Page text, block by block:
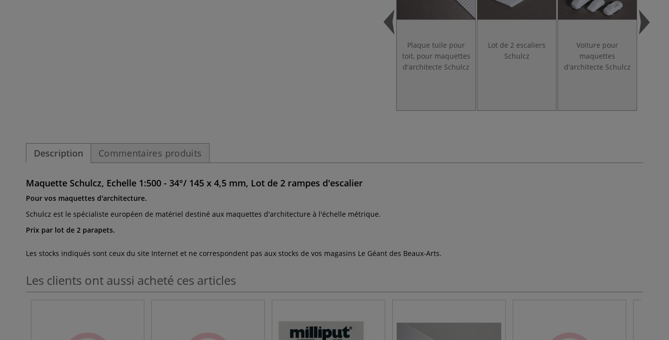
Plaque tuile pour
toit, pour maquettes
d'architecte Schulcz
Lot de 2 escaliers
Schulcz
Voiture pour
maquettes
d'architecte Schulcz
Description Commentaires produits
Maquette Schulcz, Echelle 1:500 - 34°/ 145 x 4,5 mm, Lot de 2 rampes d'escalier
Pour vos maquettes d'architecture.
Schulcz est le spécialiste européen de matériel destiné aux maquettes d'architecture à l'échelle métrique.
Prix par lot de 2 parapets.
Les stocks indiqués sont ceux du site Internet et ne correspondent pas aux stocks de vos magasins Le Géant des Beaux-Arts.
Les clients ont aussi acheté ces articles